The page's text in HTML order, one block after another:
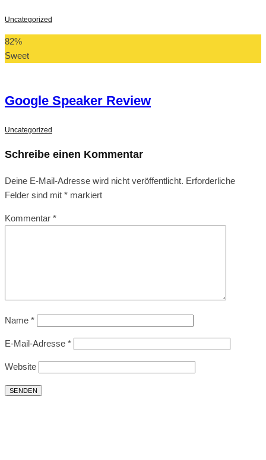
Uncategorized
82%
Sweet
Google Speaker Review
Uncategorized
Schreibe einen Kommentar
Deine E-Mail-Adresse wird nicht veröffentlicht. Erforderliche
Felder sind mit * markiert
Kommentar *
Name *
E-Mail-Adresse *
Website